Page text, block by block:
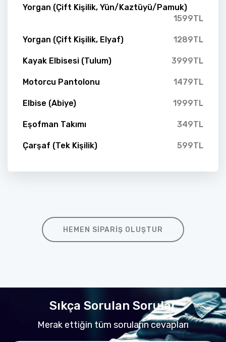
Yorgan (Çift Kişilik, Yün/Kaztüyü/Pamuk)
1599TL
Yorgan (Çift Kişilik, Elyaf) 1289TL
Kayak Elbisesi (Tulum) 3999TL
Motorcu Pantolonu 1479TL
Elbise (Abiye) 1999TL
Eşofman Takımı 349TL
Çarşaf (Tek Kişilik) 599TL
HEMEN SIPARIŞ OLUŞTUR
Sıkça Sorulan Sorular
Merak ettiğin tüm soruların cevapları